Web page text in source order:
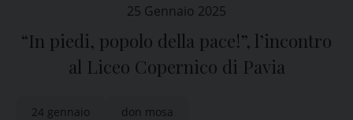
25 Gennaio 2025
“In piedi, popolo della pace!”, l’incontro
al Liceo Copernico di Pavia
24 gennaio don mosa